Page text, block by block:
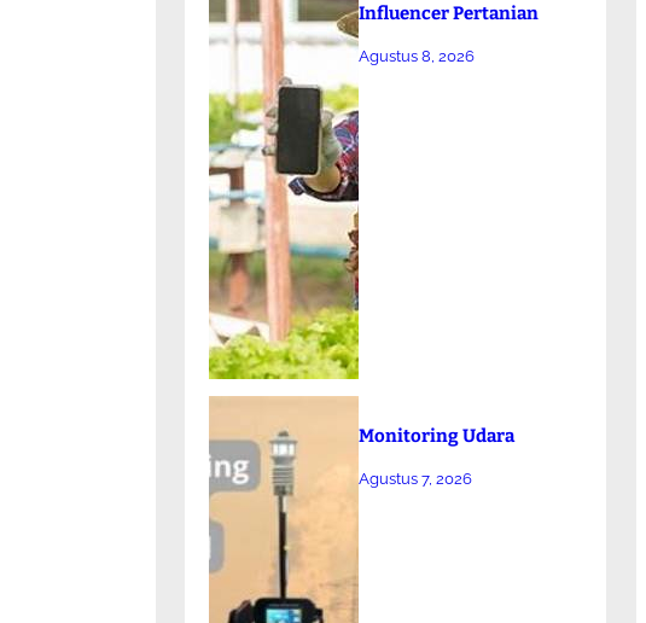
Influencer Pertanian
Agustus 8, 2026
Monitoring Udara
Agustus 7, 2026